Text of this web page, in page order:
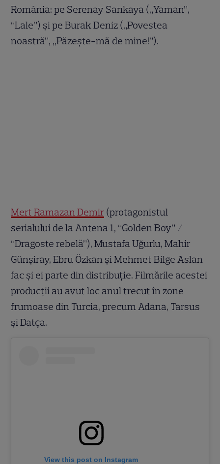
România: pe Serenay Sarıkaya („Yaman”,
“Lale”) și pe Burak Deniz („Povestea
noastră”, „Păzește-mă de mine!”).
Mert Ramazan Demir (protagonistul
serialului de la Antena 1, “Golden Boy” /
“Dragoste rebelă”), Mustafa Uğurlu, Mahir
Günşiray, Ebru Özkan și Mehmet Bilge Aslan
fac și ei parte din distribuție. Filmările acestei
producții au avut loc anul trecut în zone
frumoase din Turcia, precum Adana, Tarsus
și Datça.
View this post on Instagram